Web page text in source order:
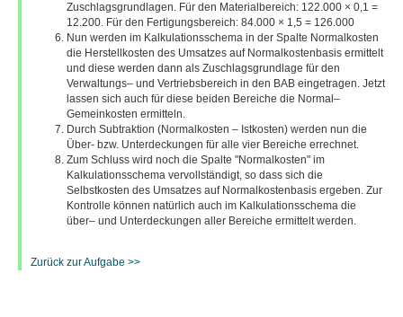
Zuschlagsgrundlagen. Für den Materialbereich: 122.000 × 0,1 =
12.200. Für den Fertigungsbereich: 84.000 × 1,5 = 126.000
Nun werden im Kalkulationsschema in der Spalte Normalkosten
die Herstellkosten des Umsatzes auf Normalkostenbasis ermittelt
und diese werden dann als Zuschlagsgrundlage für den
Verwaltungs– und Vertriebsbereich in den BAB eingetragen. Jetzt
lassen sich auch für diese beiden Bereiche die Normal–
Gemeinkosten ermitteln.
Durch Subtraktion (Normalkosten – Istkosten) werden nun die
Über- bzw. Unterdeckungen für alle vier Bereiche errechnet.
Zum Schluss wird noch die Spalte "Normalkosten" im
Kalkulationsschema vervollständigt, so dass sich die
Selbstkosten des Umsatzes auf Normalkostenbasis ergeben. Zur
Kontrolle können natürlich auch im Kalkulationsschema die
über– und Unterdeckungen aller Bereiche ermittelt werden.
Zurück zur Aufgabe >>